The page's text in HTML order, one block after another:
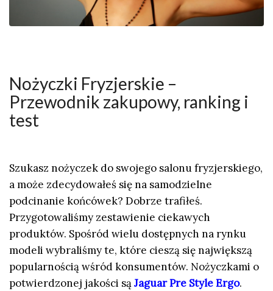
Nożyczki Fryzjerskie –
Przewodnik zakupowy, ranking i
test
Szukasz nożyczek do swojego salonu fryzjerskiego,
a może zdecydowałeś się na samodzielne
podcinanie końcówek? Dobrze trafiłeś.
Przygotowaliśmy zestawienie ciekawych
produktów. Spośród wielu dostępnych na rynku
modeli wybraliśmy te, które cieszą się największą
popularnością wśród konsumentów. Nożyczkami o
potwierdzonej jakości sąJaguar Pre Style Ergo.